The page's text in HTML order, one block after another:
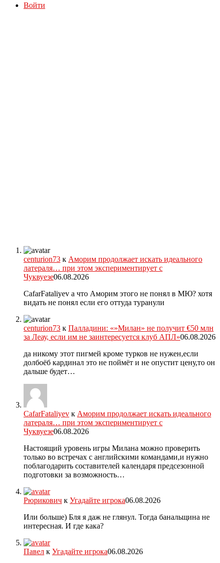
Войти
centurion73 к Аморим продолжает искать идеального
латераля… при этом экспериментирует с
Чуквуезе06.08.2026
CafarFataliyev а что Аморим этого не понял в МЮ? хотя
видать не понял если его оттуда туранули
centurion73 к Палладини: «»Милан» не получит €50 млн
за Леау, если им не заинтересуется клуб АПЛ»06.08.2026
да никому этот пигмей кроме турков не нужен,если
долбоёб кардинал это не поймёт и не опустит цену,то он
дальше будет…
CafarFataliyev к Аморим продолжает искать идеального
латераля… при этом экспериментирует с
Чуквуезе06.08.2026
Настоящий уровень игры Милана можно проверить
только во встречах с английскими командами,и нужно
поблагодарить составителей календаря предсезонной
подготовки за возможность…
Рюрикович к Угадайте игрока06.08.2026
Или больше) Бля я даж не глянул. Тогда банальщина не
интересная. И где кака?
Павел к Угадайте игрока06.08.2026